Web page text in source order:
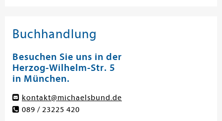
Buchhandlung
Besuchen Sie uns in der
Herzog-Wilhelm-Str. 5
in München.
kontakt@michaelsbund.de
089 / 23225 420